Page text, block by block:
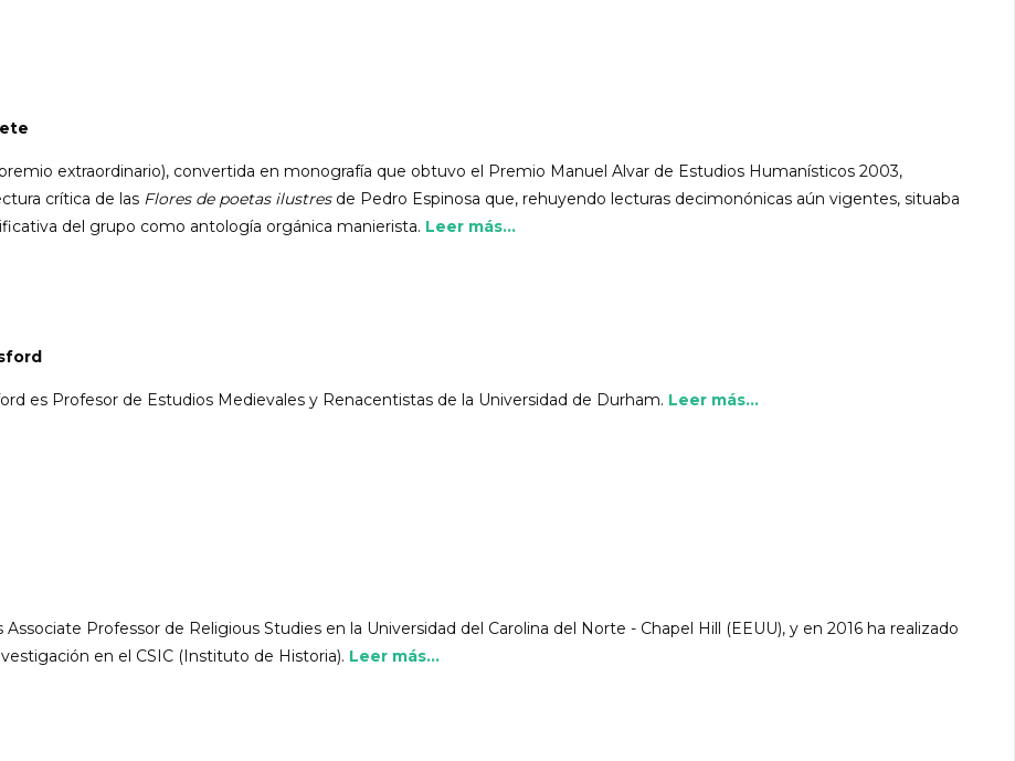
extraordinario), convertida en monografía que obtuvo el Premio Manuel Alvar de Estudios Humanísticos 2003,
crítica de las Flores de poetas ilustres de Pedro Espinosa que, rehuyendo lecturas decimonónicas aún vigentes, situaba
del grupo como antología orgánica manierista. Leer más...
es Profesor de Estudios Medievales y Renacentistas de la Universidad de Durham. Leer más...
Associate Professor de Religious Studies en la Universidad del Carolina del Norte - Chapel Hill (EEUU), y en 2016 ha realizado
en el CSIC (Instituto de Historia). Leer más...